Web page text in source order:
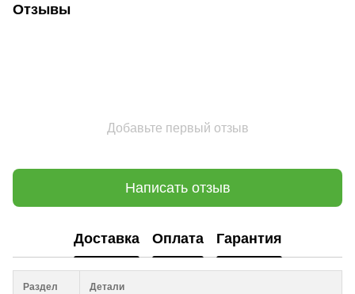
Отзывы
Добавьте первый отзыв
Написать отзыв
Доставка Оплата Гарантия
Раздел Детали